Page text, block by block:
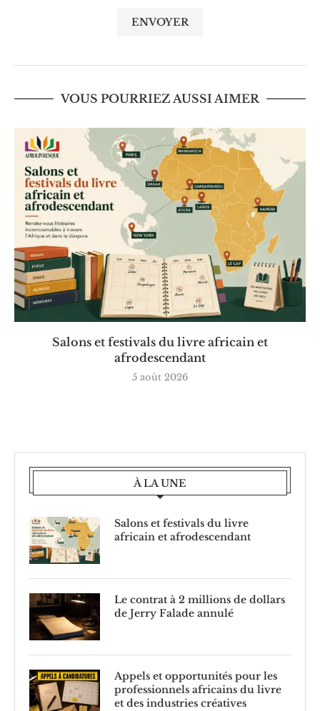
VOUS POURRIEZ AUSSI AIMER
Salons et festivals du livre africain et
afrodescendant
5 août 2026
À LA UNE
Salons et festivals du livre
africain et afrodescendant
Le contrat à 2 millions de dollars
de Jerry Falade annulé
Appels et opportunités pour les
professionnels africains du livre
et des industries créatives